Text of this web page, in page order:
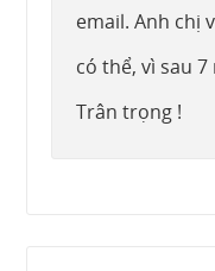
email. Anh chị
có thể, vì sau
Trân trọng !